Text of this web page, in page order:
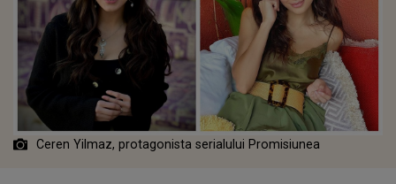
Ceren Yilmaz, protagonista serialului Promisiunea